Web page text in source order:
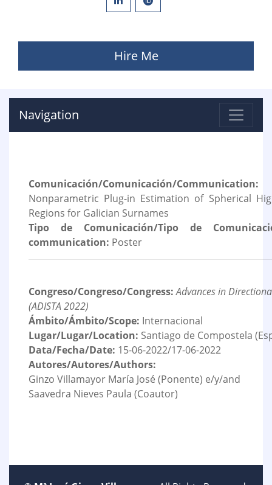
Hire Me
Navigation
Comunicación/Comunicación/Communication:
Nonparametric Plug-in Estimation of Spherical
Regions for Galician Surnames
Tipo de Comunicación/Tipo de
communication: Poster
Congreso/Congreso/Congress: Advances in
(ADISTA 2022)
Ámbito/Ámbito/Scope: Internacional
Lugar/Lugar/Location: Santiago de Compostela
Data/Fecha/Date: 15-06-2022/17-06-2022
Autores/Autores/Authors:
Ginzo Villamayor María José (Ponente) e/y/and
Saavedra Nieves Paula (Coautor)